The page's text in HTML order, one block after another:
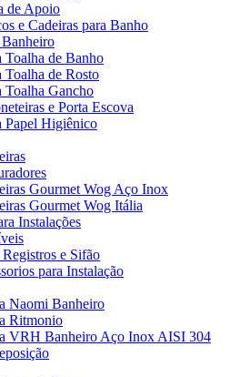
de Apoio
e Cadeiras para Banho
Toalha de Banho
Toalha de Rosto
Toalha Gancho
e Porta Escova
Papel Higiênico
Gourmet Wog Aço Inox
Gourmet Wog Itália
Instalações
e Sifão
para Instalação
Naomi Banheiro
Ritmonio
VRH Banheiro Aço Inox AISI 304